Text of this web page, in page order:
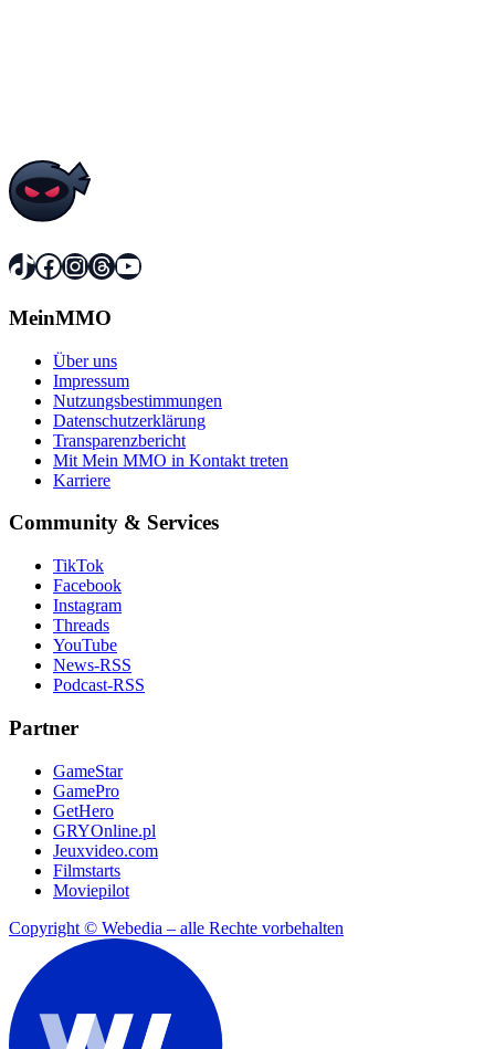
TikTok
Facebook
Instagram
Threads
YouTube
MeinMMO
Über uns
Impressum
Nutzungsbestimmungen
Datenschutzerklärung
Transparenzbericht
Mit Mein MMO in Kontakt treten
Karriere
Community & Services
TikTok
Facebook
Instagram
Threads
YouTube
News-RSS
Podcast-RSS
Partner
GameStar
GamePro
GetHero
GRYOnline.pl
Jeuxvideo.com
Filmstarts
Moviepilot
Copyright © Webedia – alle Rechte vorbehalten